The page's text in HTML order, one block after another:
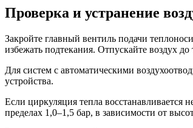
Проверка и устранение
Закройте главный вентиль подачи
избежать подтекания. Отпускайте воздух
Для систем с автоматическими
устройства.
Если циркуляция тепла восстанавливается
пределах 1,0–1,5 бар, в зависимости от